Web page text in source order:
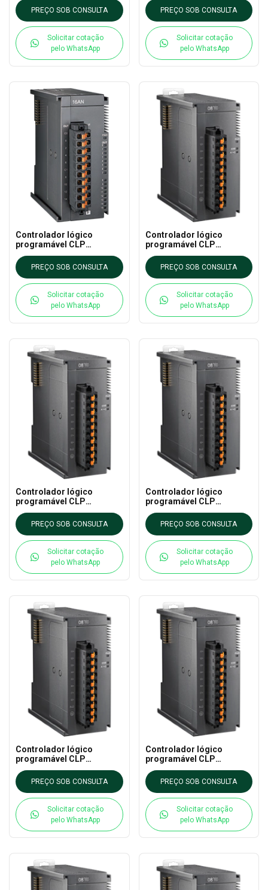
CLP EXTN
PREÇO SOB CONSULTA
Solicitar cotação
pelo WhatsApp
CLP EXTN
PREÇO SOB CONSULTA
Solicitar cotação
pelo WhatsApp
Controlador lógico
programável CLP
AS16AN01P-A DELTA - AS
CLP EXTN
PREÇO SOB CONSULTA
Solicitar cotação
pelo WhatsApp
Controlador lógico
programável CLP
AS16AM10N-A DELTA - AS
CLP EXTN
PREÇO SOB CONSULTA
Solicitar cotação
pelo WhatsApp
Controlador lógico
programável CLP
AS08TC-A DELTA - AS CLP
EXTNPREÇO SOB CONSULTA
Solicitar cotação
pelo WhatsApp
Controlador lógico
programável CLP
AS08AN01T-A DELTA - AS
CLP EXTN
PREÇO SOB CONSULTA
Solicitar cotação
pelo WhatsApp
Controlador lógico
programável CLP
AS08AN01R-A DELTA - AS
CLP EXTN
PREÇO SOB CONSULTA
Solicitar cotação
pelo WhatsApp
Controlador lógico
programável CLP
AS08AN01P-A DELTA - AS
CLP EXTN
PREÇO SOB CONSULTA
Solicitar cotação
pelo WhatsApp